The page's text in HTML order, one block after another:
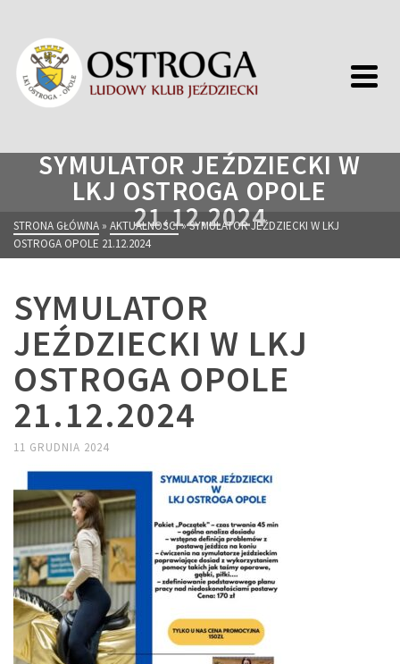
SYMULATOR JEŹDZIECKI W
LKJ OSTROGA OPOLE
21.12.2024
STRONA GŁÓWNA » AKTUALNOŚCI» SYMULATOR JEŹDZIECKI W LKJ
OSTROGA OPOLE 21.12.2024
SYMULATOR
JEŹDZIECKI W LKJ
OSTROGA OPOLE
21.12.2024
11 GRUDNIA 2024